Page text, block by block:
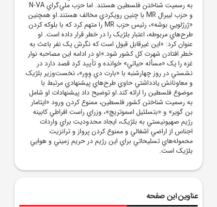
به رسميت شناختن فلسطين هستند. اما حزب ملي‌گراي N-VA
و حزب ليبرال MR با چنين رويکردي مخالف هستند.او همچنين
«ژرژلويي بوشه»، رئيس حزب MR را متهم کرد که با بلوکه کردن
طرح‌هاي مربوطه، اعتبار بلژيک را در خطر قرار داده است. او
عنوان کرد:‌ «اين غيرقابل قبول است که نگرش يک نفر باعث به
خطر افتادن شهرت کل کشور شود.»او در ادامه اين مصاحبه نوار
غزه را يک «مسأله حياتي» خوانده و تأييد کرد قصد دارد در
نشستي در روز چهارشنبه با «بارت دي وِوِر»، نخست‌وزير بلژيک
و معاونانش يادداشتي حاوي طرح‌هاي پيشنهادي مرتبط با
موضوع فلسطين را ارائه کند.او توضيح داد پيشنهادات او شامل
به رسميت شناختن کشور فلسطين، ممنوع کردن ورود «ايتامار
بن گوير» و «بتسلئيل اسموتريچ»، وزراي راست افراطي کابينه
رژيم صهيونيستي به بلژيک، ايجاد محدوديت براي واردات
اجناس از اراضي اشغالي و ممنوع کردن پرواز و ترانزيت
محموله‌هاي تسليحاتي براي اين رژيم در حريم زميني و هوايي
بلژيک است.
عناوین این صفحه